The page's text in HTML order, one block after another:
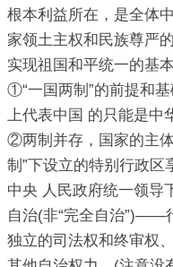
根本利益所在，是全体
家领土主权和民族尊严
实现祖国和平统一的基
①“一国两制”的前提和
上代表中国 的只能是中
②两制并存，国家的主
制”下设立的特别行政区
中央 人民政府统一领导
自治(非“完全自治”)——
独立的司法权和终审权